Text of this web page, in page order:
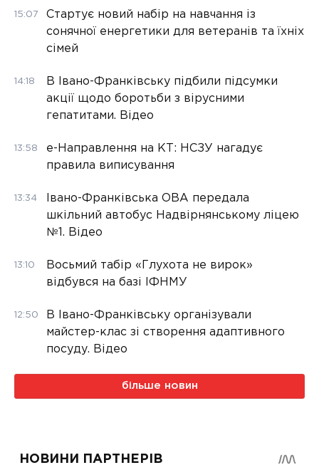
15:07
Стартує новий набір на навчання із
сонячної енергетики для ветеранів та їхніх
сімей
14:18
В Івано-Франківську підбили підсумки
акції щодо боротьби з вірусними
гепатитами. Відео
13:58
е-Направлення на КТ: НСЗУ нагадує
правила виписування
13:34
Івано-Франківська ОВА передала
шкільний автобус Надвірнянському ліцею
№1. Відео
13:10
Восьмий табір «Глухота не вирок»
відбувся на базі ІФНМУ
12:50
В Івано-Франківську організували
майстер-клас зі створення адаптивного
посуду. Відео
більше новин